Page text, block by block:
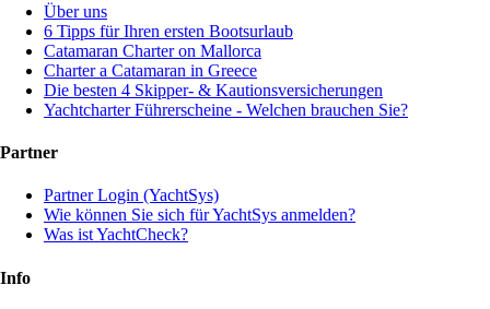
Über uns
6 Tipps für Ihren ersten Bootsurlaub
Catamaran Charter on Mallorca
Charter a Catamaran in Greece
Die besten 4 Skipper- & Kautionsversicherungen
Yachtcharter Führerscheine - Welchen brauchen Sie?
Partner
Partner Login (YachtSys)
Wie können Sie sich für YachtSys anmelden?
Was ist YachtCheck?
Info